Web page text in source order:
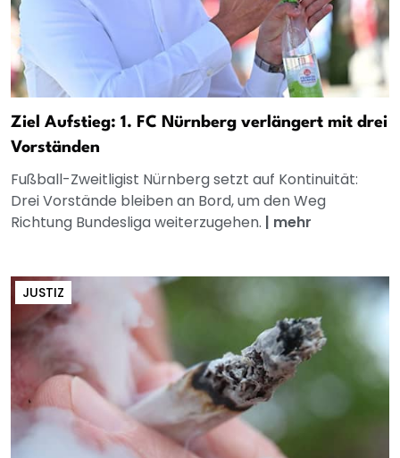
Ziel Aufstieg: 1. FC Nürnberg verlängert mit drei
Vorständen
Fußball-Zweitligist Nürnberg setzt auf Kontinuität:
Drei Vorstände bleiben an Bord, um den Weg
Richtung Bundesliga weiterzugehen. | mehr
JUSTIZ